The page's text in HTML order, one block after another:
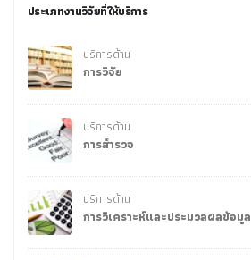
ประเภทงานวิจัยที่ให้บริการ
บริการด้าน
การวิจัย
บริการด้าน
การสำรวจ
บริการด้าน
การวิเคราะห์และประมวลผลข้อมูล